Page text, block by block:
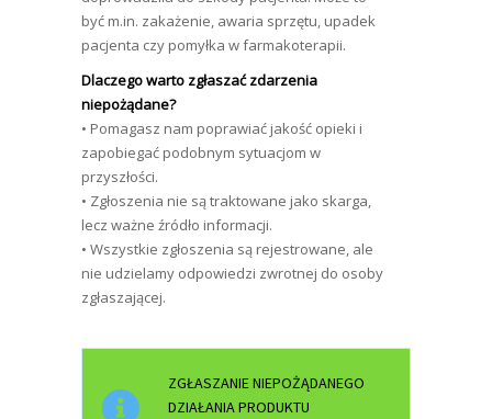
być m.in. zakażenie, awaria sprzętu, upadek
pacjenta czy pomyłka w farmakoterapii.
Dlaczego warto zgłaszać zdarzenia
niepożądane?
• Pomagasz nam poprawiać jakość opieki i
zapobiegać podobnym sytuacjom w
przyszłości.
• Zgłoszenia nie są traktowane jako skarga,
lecz ważne źródło informacji.
• Wszystkie zgłoszenia są rejestrowane, ale
nie udzielamy odpowiedzi zwrotnej do osoby
zgłaszającej.
ZGŁASZANIE NIEPOŻĄDANEGO
DZIAŁANIA PRODUKTU